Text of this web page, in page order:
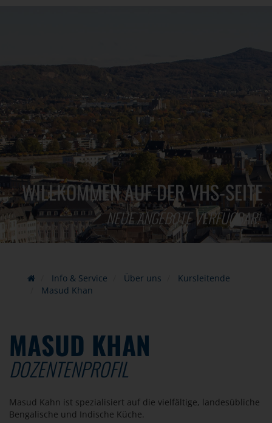
WILLKOMMEN AUF DER VHS-SEITE
NEUE ANGEBOTE VERFÜGBAR!
Info & Service Über uns
Kursleitende
Masud Khan
MASUD KHAN
DOZENTENPROFIL
Masud Kahn ist spezialisiert auf die vielfältige, landesübliche
Bengalische und Indische Küche.